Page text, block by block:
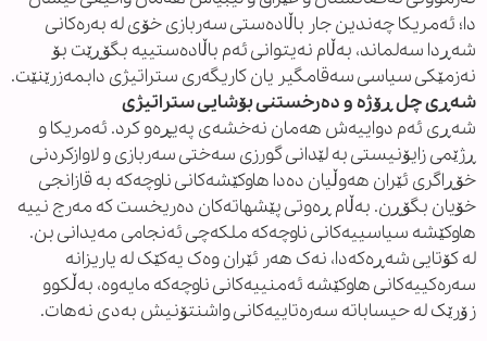
دا؛ ئەمریکا چەندین جار باڵادەستی سەربازی خۆی لە بەرەکانی
شەڕدا سەلماند، بەڵام نەیتوانی ئەم باڵادەستییە بگۆڕێت بۆ
نەزمێکی سیاسی سەقامگیر یان کاریگەری ستراتیژی دابمەزرێنێت.
شەڕی چل ڕۆژە و دەرخستنی بۆشایی ستراتیژی
شەڕی ئەم دواییەش هەمان نەخشەی پەیڕەو کرد. ئەمریکا و
ڕژێمی زایۆنیستی بە لێدانی گورزی سەختی سەربازی و لاوازکردنی
خۆڕاگری ئێران هەوڵیان دەدا هاوکێشەکانی ناوچەکە بە قازانجی
خۆیان بگۆڕن. بەڵام ڕەوتی پێشهاتەکان دەریخست کە مەرج نییە
هاوکێشە سیاسییەکانی ناوچەکە ملکەچی ئەنجامی مەیدانی بن.
لە کۆتایی شەڕەکەدا، نەک هەر ئێران وەک یەکێک لە یاریزانە
سەرەکییەکانی هاوکێشە ئەمنییەکانی ناوچەکە مایەوە، بەڵکوو
زۆرێک لە حیساباتە سەرەتاییەکانی واشنتۆنیش بەدی نەهات.